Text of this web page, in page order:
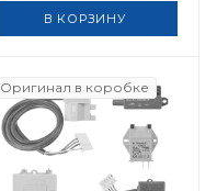
В КОРЗИНУ
Оригинал в коробке